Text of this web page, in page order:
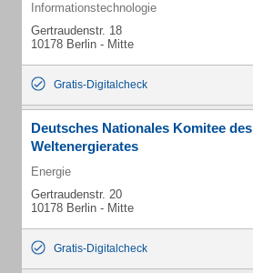
Informationstechnologie
Gertraudenstr. 18
10178 Berlin - Mitte
Gratis-Digitalcheck
Deutsches Nationales Komitee des
Weltenergierates
Energie
Gertraudenstr. 20
10178 Berlin - Mitte
Gratis-Digitalcheck